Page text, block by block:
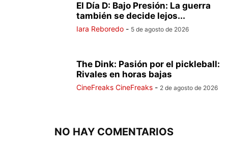
El Día D: Bajo Presión: La guerra
también se decide lejos...
Iara Reboredo - 5 de agosto de 2026
The Dink: Pasión por el pickleball:
Rivales en horas bajas
CineFreaks CineFreaks - 2 de agosto de 2026
NO HAY COMENTARIOS